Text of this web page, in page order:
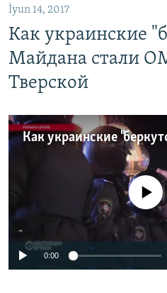
İyun 14, 2017
Как украинские
Майдана стали
Тверской
No media source
0:00